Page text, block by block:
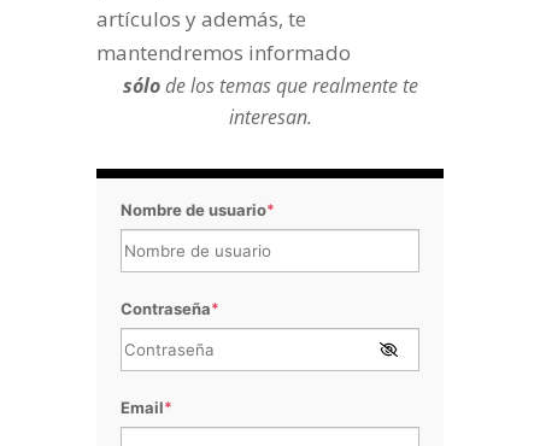
artículos y además, te
mantendremos informado
sólode los temas que realmente te
interesan.
Nombre de usuario*
Contraseña*
Email*